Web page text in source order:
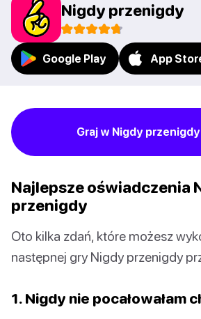
Nigdy przenigdy
Google Play App
Graj w Nigdy
Najlepsze oświadczenia
przenigdy
Oto kilka zdań, które możesz
następnej gry Nigdy przenigdy
1. Nigdy nie pocałowałam